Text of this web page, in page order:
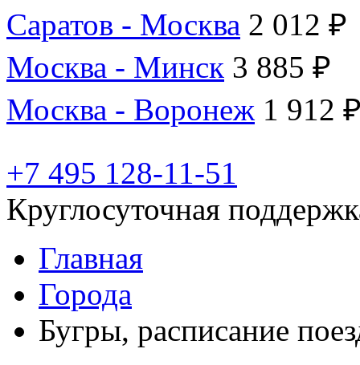
Саратов - Москва 2 012 ₽
Москва - Минск 3 885 ₽
Москва - Воронеж 1 912
+7 495 128-11-51
Круглосуточная
Главная
Города
Бугры, расписание